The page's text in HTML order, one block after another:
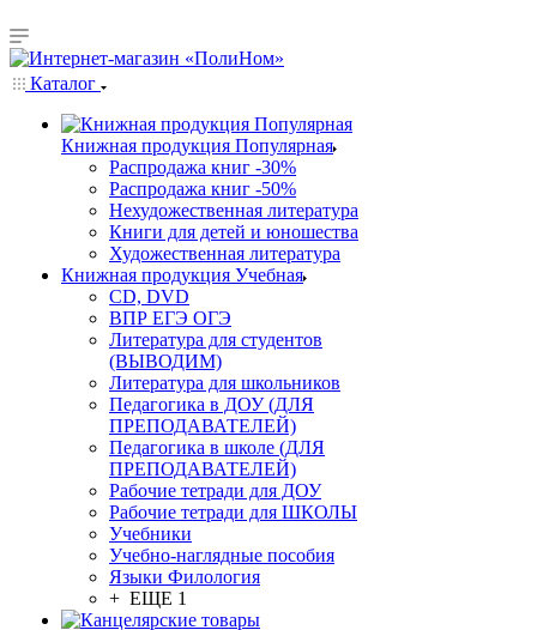
Каталог
Книжная продукция Популярная
Распродажа книг -30%
Распродажа книг -50%
Нехудожественная литература
Книги для детей и юношества
Художественная литература
Книжная продукция Учебная
CD, DVD
ВПР ЕГЭ ОГЭ
Литература для студентов
(ВЫВОДИМ)
Литература для школьников
Педагогика в ДОУ (ДЛЯ
ПРЕПОДАВАТЕЛЕЙ)
Педагогика в школе (ДЛЯ
ПРЕПОДАВАТЕЛЕЙ)
Рабочие тетради для ДОУ
Рабочие тетради для ШКОЛЫ
Учебники
Учебно-наглядные пособия
Языки Филология
+ ЕЩЕ 1